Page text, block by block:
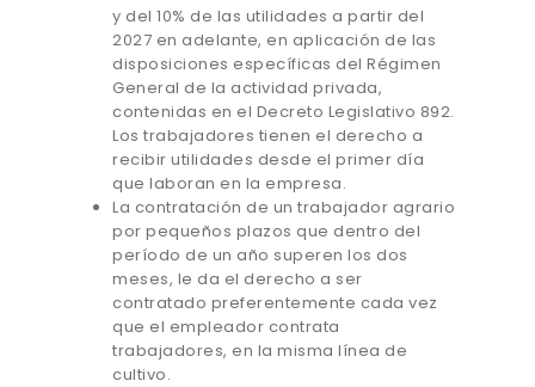
y del 10% de las utilidades a partir del
2027 en adelante, en aplicación de las
disposiciones específicas del Régimen
General de la actividad privada,
contenidas en el Decreto Legislativo 892.
Los trabajadores tienen el derecho a
recibir utilidades desde el primer día
que laboran en la empresa.
La contratación de un trabajador agrario
por pequeños plazos que dentro del
período de un año superen los dos
meses, le da el derecho a ser
contratado preferentemente cada vez
que el empleador contrata
trabajadores, en la misma línea de
cultivo.